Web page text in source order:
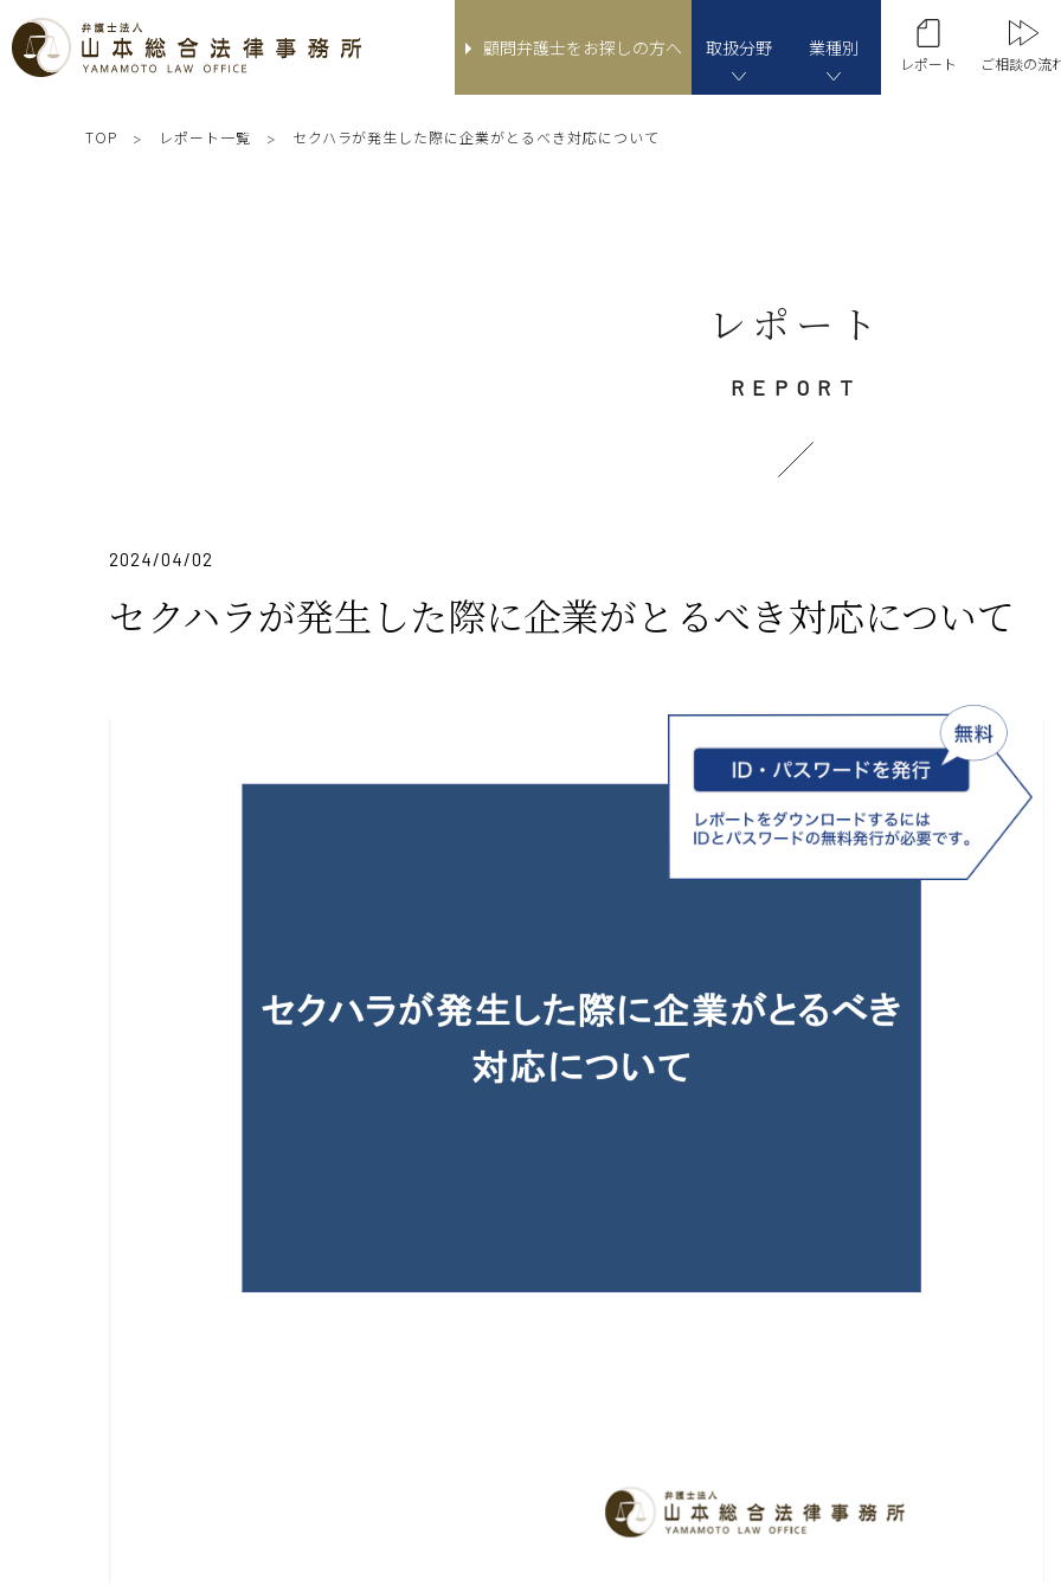
顧問弁護士をお探しの方へ 取扱分野 業種別
レポート ご相談の流
TOP レポート一覧 セクハラが発生した際に企業がとるべき対応について
レポート
REPORT
2024/04/02
セクハラが発生した際に企業がとるべき対応について